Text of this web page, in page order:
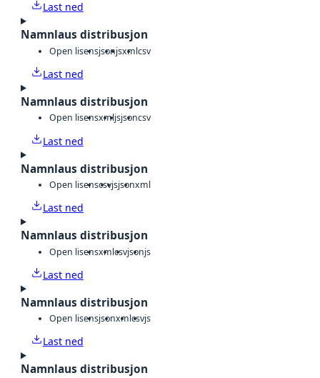
Last ned
Namnlaus distribusjon
Open lisensjsonjsxmlcsv
Last ned
Namnlaus distribusjon
Open lisensxmljsjsoncsv
Last ned
Namnlaus distribusjon
Open lisenscsvjsjsonxml
Last ned
Namnlaus distribusjon
Open lisensxmlcsvjsonjs
Last ned
Namnlaus distribusjon
Open lisensjsonxmlcsvjs
Last ned
Namnlaus distribusjon